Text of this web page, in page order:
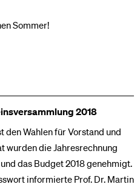
Sommer!
2018
den Wahlen für Vorstand und
wurden die Jahresrechnung
das Budget 2018 genehmigt.
informierte Prof. Dr. Martin